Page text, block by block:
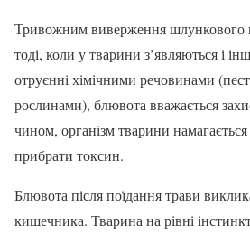
Тривожним виверження шлункового
тоді, коли у тварини з’являються і
отруєнні хімічними речовинами
рослинами), блювота вважається
чином, організм тварини
прибрати токсин.
Блювота після поїдання трави
кишечника. Тварина на рівні